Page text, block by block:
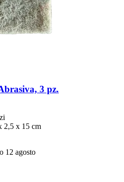
3 pz.
2,5 x 15 cm
12 agosto